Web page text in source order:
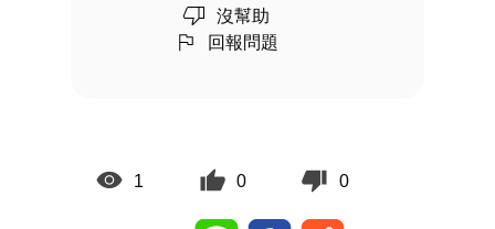
沒幫助
回報問題
1 0 0